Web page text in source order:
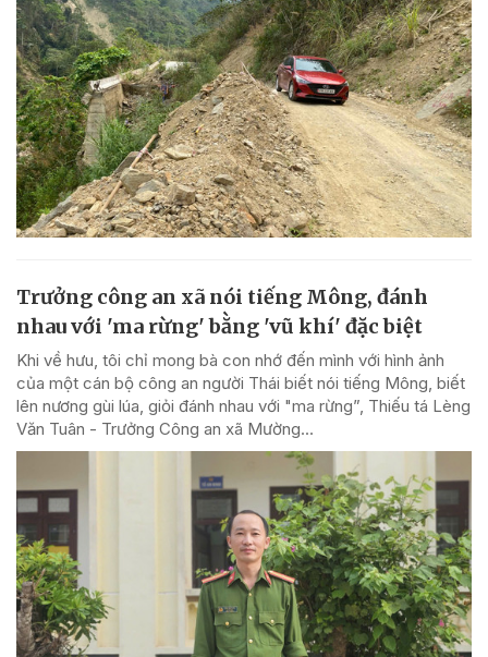
Trưởng công an xã nói tiếng Mông, đánh
nhau với 'ma rừng' bằng 'vũ khí' đặc biệt
Khi về hưu, tôi chỉ mong bà con nhớ đến mình với hình ảnh
của một cán bộ công an người Thái biết nói tiếng Mông, biết
lên nương gùi lúa, giỏi đánh nhau với "ma rừng”, Thiếu tá Lèng
Văn Tuân - Trưởng Công an xã Mường...